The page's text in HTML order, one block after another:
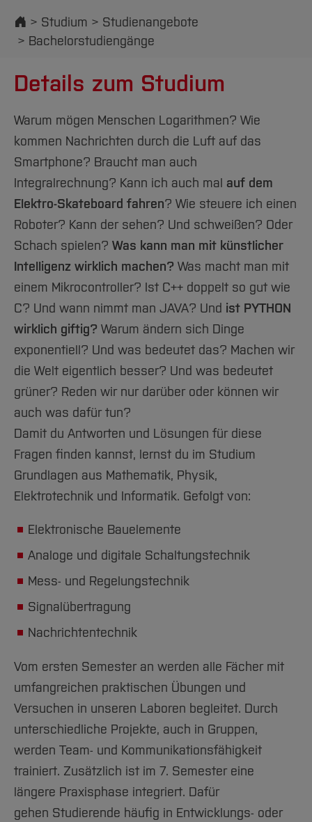
Startseite
Studium
Studienangebote
Bachelorstudiengänge
Details zum Studium
Warum mögen Menschen Logarithmen? Wie
kommen Nachrichten durch die Luft auf das
Smartphone? Braucht man auch
Integralrechnung? Kann ich auch mal auf dem
Elektro-Skateboard fahren? Wie steuere ich einen
Roboter? Kann der sehen? Und schweißen? Oder
Schach spielen? Was kann man mit künstlicher
Intelligenz wirklich machen? Was macht man mit
einem Mikrocontroller? Ist C++ doppelt so gut wie
C? Und wann nimmt man JAVA? Und ist PYTHON
wirklich giftig? Warum ändern sich Dinge
exponentiell? Und was bedeutet das? Machen wir
die Welt eigentlich besser? Und was bedeutet
grüner? Reden wir nur darüber oder können wir
auch was dafür tun?
Damit du Antworten und Lösungen für diese
Fragen finden kannst, lernst du im Studium
Grundlagen aus Mathematik, Physik,
Elektrotechnik und Informatik. Gefolgt von:
Elektronische Bauelemente
Analoge und digitale Schaltungstechnik
Mess- und Regelungstechnik
Signalübertragung
Nachrichtentechnik
Vom ersten Semester an werden alle Fächer mit
umfangreichen praktischen Übungen und
Versuchen in unseren Laboren begleitet. Durch
unterschiedliche Projekte, auch in Gruppen,
werden Team- und Kommunikationsfähigkeit
trainiert. Zusätzlich ist im 7. Semester eine
längere Praxisphase integriert. Dafür
gehen Studierende häufig in Entwicklungs- oder